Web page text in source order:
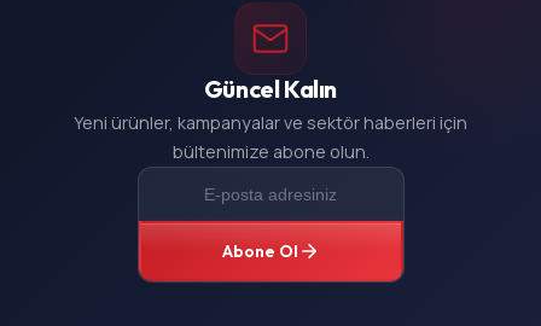
Güncel Kalın
Yeni ürünler, kampanyalar ve sektör haberleri için
bültenimize abone olun.
Abone Ol